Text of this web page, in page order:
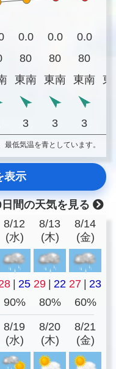
0.0 0.0 0.0
80 80 80
東南 東南 東南 東
3 3 3
低気温を青としています。
表示
間の天気を見る
8/12
(水)
8/13
(木)
8/14
(金)
| 25 29 | 22 27 | 23
90% 80% 60%
8/19
(水)
8/20
(木)
8/21
(金)